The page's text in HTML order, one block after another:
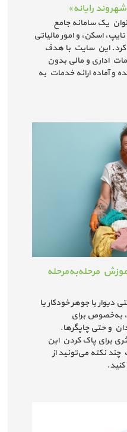
رایانه»
یک سامانه جامع
اسکن، و امور مالیاتی
کرد. این سایت با هدف
اداری و مالی بدون
و آماده ارائه خدمات به
مرحله‌به‌مرحله
با جوهر خودکار یا
به‌خصوص برای
و حتی چاپگرها.
برای پاک کردن این
چند نکته می‌تونید از